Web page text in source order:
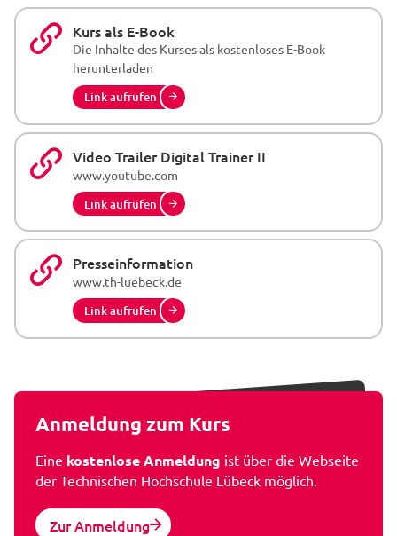
Kurs als E-Book
Die Inhalte des Kurses als kostenloses E-Book
herunterladen
Link aufrufen
Video Trailer Digital Trainer II
www.youtube.com
Link aufrufen
Presseinformation
www.th-luebeck.de
Link aufrufen
Anmeldung zum Kurs
Eine kostenlose Anmeldung ist über die Webseite
der Technischen Hochschule Lübeck möglich.
Zur Anmeldung